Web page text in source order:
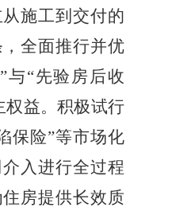
施工到交付的
全面推行并优
”与“先验房后收
权益。积极试行
保险”等市场化
入进行全过程
房提供长效质